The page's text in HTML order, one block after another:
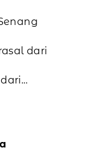
dari
dari…